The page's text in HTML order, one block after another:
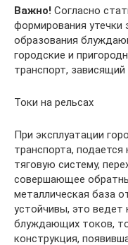
Важно! Cогласно
формирования утечки
образования
городские и
транспорт, зависящий
Токи на рельсах
При эксплуатации
транспорта,
тяговую систему,
совершающее
металлическая база
устойчивы, это ведет
блуждающих токов,
конструкция,